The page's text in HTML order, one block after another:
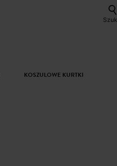
KOSZULOWE KURTKI